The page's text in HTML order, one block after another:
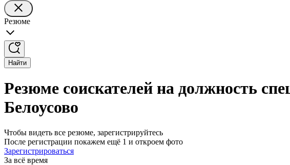
Резюме
Найти
Резюме соискателей на должность
Белоусово
Чтобы видеть все резюме, зарегистрируйтесь
После регистрации покажем ещё 1 и откроем фото
Зарегистрироваться
За всё время